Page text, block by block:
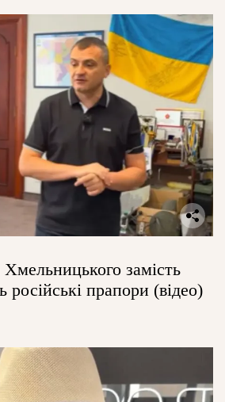
замість
російські прапори (відео)